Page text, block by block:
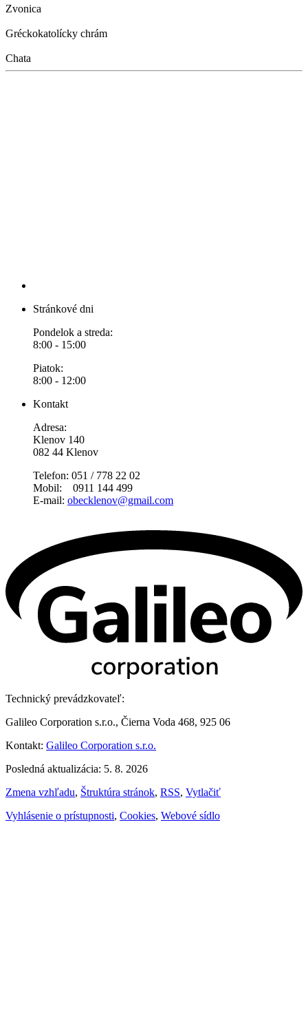
Zvonica
Gréckokatolícky chrám
Chata
Stránkové dni
Pondelok a streda:
8:00 - 15:00
Piatok:
8:00 - 12:00
Kontakt
Adresa:
Klenov 140
082 44 Klenov
Telefon: 051 / 778 22 02
Mobil: 0911 144 499
E-mail: obecklenov@gmail.com
Technický prevádzkovateľ:
Galileo Corporation s.r.o., Čierna Voda 468, 925 06
Kontakt: Galileo Corporation s.r.o.
Posledná aktualizácia: 5. 8. 2026
Zmena vzhľadu, Štruktúra stránok, RSS, Vytlačiť
Vyhlásenie o prístupnosti, Cookies, Webové sídlo